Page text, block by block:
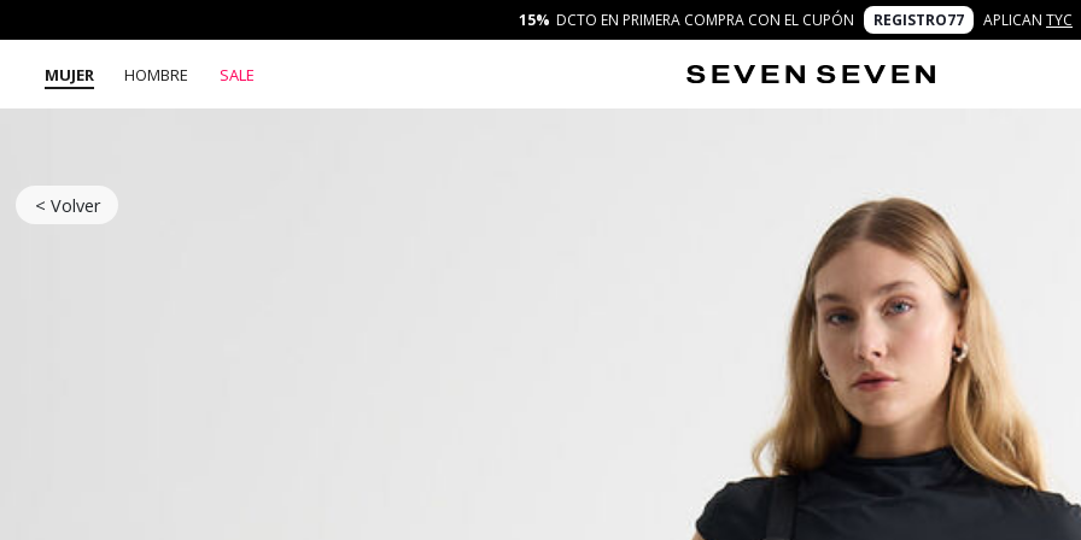
15% DCTO EN PRIMERA COMPRA CON EL CUPÓN REGISTRO77 APLICAN TYC
MUJER HOMBRE SALE
< Volver